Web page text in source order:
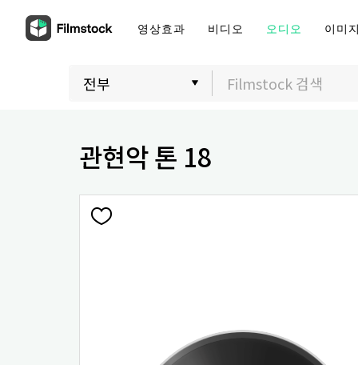
영상효과 비디오 오디오 이미
관현악 톤 18